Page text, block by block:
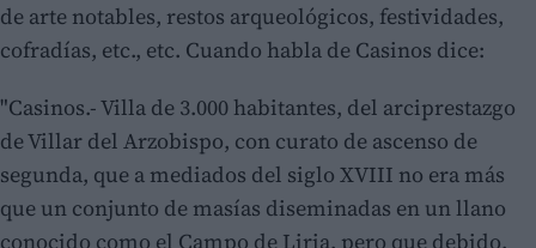
de arte notables, restos arqueológicos, festividades,
cofradías, etc., etc. Cuando habla de Casinos dice:
"Casinos.- Villa de 3.000 habitantes, del arciprestazgo
de Villar del Arzobispo, con curato de ascenso de
segunda, que a mediados del siglo XVIII no era más
que un conjunto de masías diseminadas en un llano
conocido como el Campo de Liria, pero que debido,